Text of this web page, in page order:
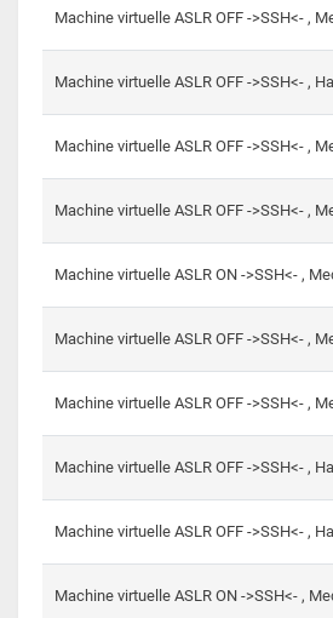
Machine virtuelle ASLR OFF ->SSH<- ,
Machine virtuelle ASLR OFF ->SSH<- ,
Machine virtuelle ASLR OFF ->SSH<- ,
Machine virtuelle ASLR OFF ->SSH<- ,
Machine virtuelle ASLR ON ->SSH<- ,
Machine virtuelle ASLR OFF ->SSH<- ,
Machine virtuelle ASLR OFF ->SSH<- ,
Machine virtuelle ASLR OFF ->SSH<- ,
Machine virtuelle ASLR OFF ->SSH<- ,
Machine virtuelle ASLR ON ->SSH<- ,